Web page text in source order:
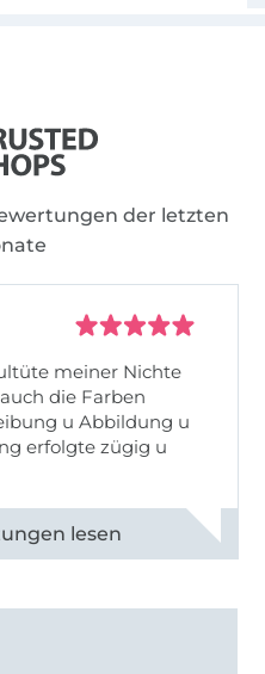
der letzten
meiner Nichte
die Farben
u Abbildung u
erfolgte zügig u
ansehen